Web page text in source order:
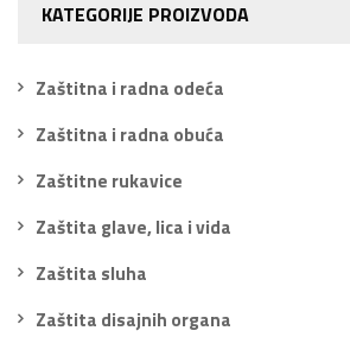
KATEGORIJE PROIZVODA
Zaštitna i radna odeća
Zaštitna i radna obuća
Zaštitne rukavice
Zaštita glave, lica i vida
Zaštita sluha
Zaštita disajnih organa